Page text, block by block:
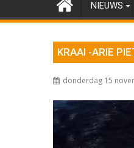
NIEUWS
KRAAI -ARIE
donderdag 15